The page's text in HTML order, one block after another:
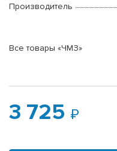
Производитель
Все товары «ЧМЗ»
3 725